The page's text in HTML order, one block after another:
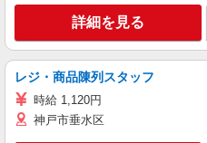
詳細を見る
レジ・商品陳列スタッフ
時給 1,120円
神戸市垂水区